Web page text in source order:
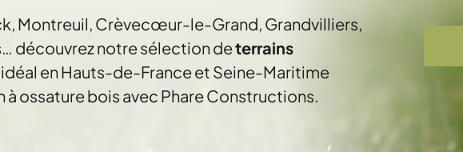
Montreuil, Crèvecœur-le-Grand, Grandvilliers,
découvrez notre sélection deterrains
idéal en Hauts-de-France et Seine-Maritime
ossature bois avec Phare Constructions.